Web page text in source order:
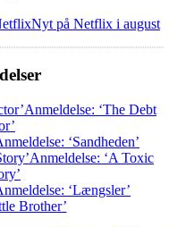
Nyt på Netflix i august
Anmeldelse: ‘The Debt
‘Sandheden’
Anmeldelse: ‘A Toxic
‘Længsler’
Brother’